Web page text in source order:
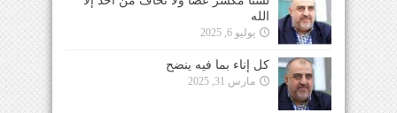
الله
يوليو 6, 2025
كل إناء بما فيه ينضح
مارس 31, 2025